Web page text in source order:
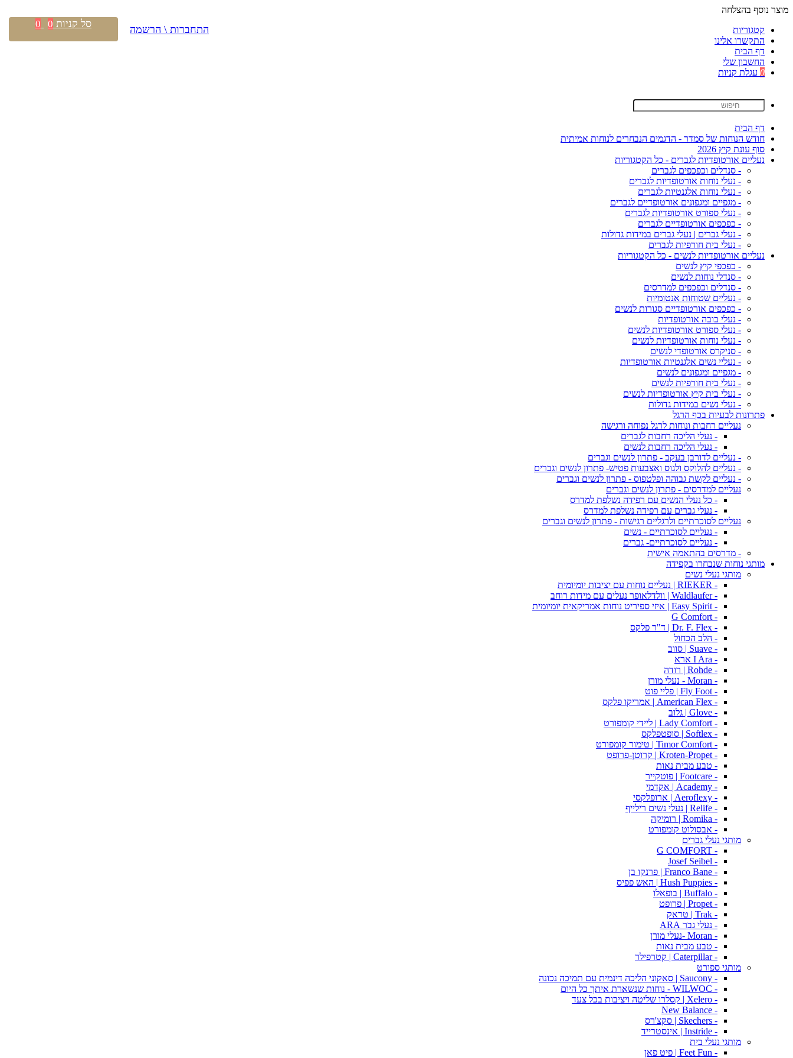
מוצר נוסף בהצלחה
קטגוריות
התקשרו אלינו
דף הבית
החשבון שלי
0 עגלת קניות
דף הבית
חודש הנוחות של סמדר - הדגמים הנבחרים לנוחות אמיתית
סוף עונת קיץ 2026
נעליים אורטופדיות לגברים - כל הקטגוריות
- סנדלים וכפכפים לגברים
- נעלי נוחות אורטופדיות לגברים
- נעלי נוחות אלגנטיות לגברים
- מגפיים ומגפונים אורטופדיים לגברים
- נעלי ספורט אורטופדיות לגברים
- כפכפים אורטופדיים לגברים
- נעלי גברים | נעלי גברים במידות גדולות
- נעלי בית חורפיות לגברים
נעליים אורטופדיות לנשים - כל הקטגוריות
- כפכפי קיץ לנשים
- סנדלי נוחות לנשים
- סנדלים וכפכפים למדרסים
- נעליים שטוחות אנטומיות
- כפכפים אורטופדיים סגורות לנשים
- נעלי בובה אורטופדיות
- נעלי ספורט אורטופדיות לנשים
- נעלי נוחות אורטופדיות לנשים
- סניקרס אורטופדי לנשים
- נעליי נשים אלגנטיות אורטופדיות
- מגפיים ומגפונים לנשים
- נעלי בית חורפיות לנשים
- נעלי בית קיץ אורטופדיות לנשים
- נעלי נשים במידות גדולות
פתרונות לבעיות בכף הרגל
נעליים רחבות ונוחות לרגל נפוחה ורגישה
- נעלי הליכה רחבות לגברים
- נעלי הליכה רחבות לנשים
- נעליים לדורבן בעקב - פתרון לנשים וגברים
- נעליים להלוקס ולגוס ואצבעות פטיש- פתרון לנשים וגברים
- נעליים לקשת גבוהה ופלטפוס - פתרון לנשים וגברים
נעליים למדרסים - פתרון לנשים וגברים
- כל נעלי הנשים עם רפידה נשלפת למדרס
- נעלי גברים עם רפידה נשלפת למדרס
נעליים לסוכרתיים ולרגליים רגישות - פתרון לנשים וגברים
- נעליים לסוכרתיים - נשים
- נעליים לסוכרתיים- גברים
- מדרסים בהתאמה אישית
מותגי נוחות שנבחרו בקפידה
מותגי נעלי נשים
- RIEKER | נעליים נוחות עם יציבות יומיומית
- Waldlaufer | וולדלאופר נעלים עם מידות רוחב
- Easy Spirit | איזי ספיריט נוחות אמריקאית יומיומית
- G Comfort
- Dr. F. Flex | ד"ר פלקס
- הלב הכחול
- Suave | סווב
- I Ara ארא
- Rohde | רודה
- Moran - נעלי מורן
- Fly Foot | פליי פוט
- American Flex | אמריקו פלקס
- Glove | גלוב
- Lady Comfort | ליידי קומפורט
- Softlex | סופטפלקס
- Timor Comfort | טימור קומפורט
- Kroten-Propet | קרוטן-פרופט
- טבע מבית נאות
- Footcare | פוטקייר
- Academy | אקדמי
- Aeroflexy | ארופלקסי
- Relife | נעלי נשים רילייף
- Romika | רומיקה
- אבסולוט קומפורט
מותגי נעלי גברים
- G COMFORT
- Josef Seibel
- Franco Bane | פרנקו בן
- Hush Puppies | האש פפיס
- Buffalo | בופאלו
- Propet | פרופט
- Trak | טראק
- נעלי גבר ARA
- Moran -נעלי מורן
- טבע מבית נאות
- Caterpillar | קטרפילר
מותגי ספורט
- Saucony | סאקוני הליכה דינמית עם תמיכה נכונה
- WILWOC - נוחות שנשארת איתך כל היום
- Xelero | קסלרו שליטה ויציבות בכל צעד
- New Balance
- Skechers | סקצ'רס
- Instride | אינסטרייד
מותגי נעלי בית
- Feet Fun | פיט פאן
התחברות \ הרשמה סל קניות 0
0